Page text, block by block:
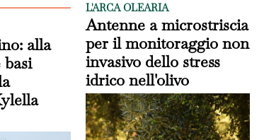
alla
basi
L'ARCA OLEARIA
Antenne a microstriscia
per il monitoraggio non
invasivo dello stress
idrico nell'olivo